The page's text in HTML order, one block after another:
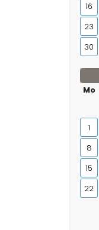
16
23
30
Mo
1
8
15
22